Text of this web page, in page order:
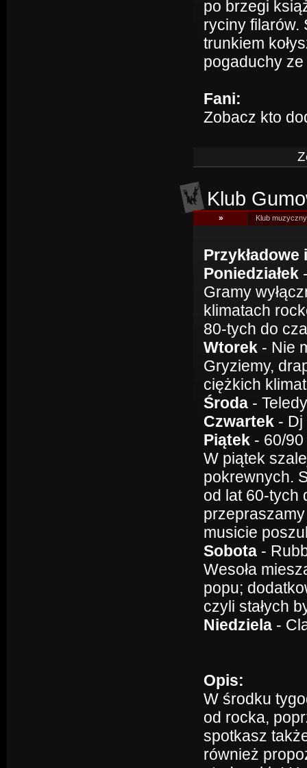
po brzegi
ryciny filarów.
trunkiem
pogaduchy
Fani:
Zobacz kto
Klub
» Klub
Przykładowe
Poniedziałek
Gramy
klimatach
80-tych do
Wtorek - Nie
Gryziemy,
ciężkich
Środa -
Czwartek - Dj
Piątek - 60/
W piątek
pokrewnych.
od lat 60-tych
musicie
Sobota -
Wesoła
popu;
czyli stałych
Niedziela -
Opis:
W środku
od rocka,
spotkasz
również